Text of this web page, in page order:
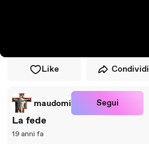
Like Condividi
maudomi Segui
La fede
19 anni fa